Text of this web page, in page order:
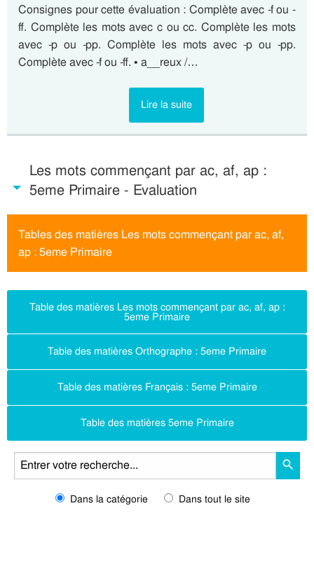
Consignes pour cette évaluation : Complète avec -f ou -
ff. Complète les mots avec c ou cc. Complète les mots
avec -p ou -pp. Complète les mots avec -p ou -pp.
Complète avec -f ou -ff. • a__reux /…
Lire la suite
Les mots commençant par ac, af, ap :
5eme Primaire - Evaluation
Tables des matières Les mots commençant par ac, af,
ap : 5eme Primaire
Table des matières Les mots commençant par ac, af, ap :
5eme Primaire
Table des matières Orthographe : 5eme Primaire
Table des matières Français : 5eme Primaire
Table des matières 5eme Primaire
Dans la catégorie Dans tout le site